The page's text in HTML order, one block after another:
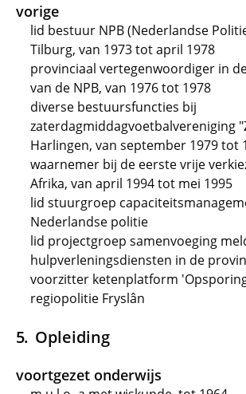
vorige
lid bestuur NPB (Nederlandse
Tilburg, van 1973 tot april 1978
provinciaal vertegenwoordiger in
van de NPB, van 1976 tot 1978
diverse bestuursfuncties bij
zaterdagmiddagvoetbalvereniging
Harlingen, van september 1979 tot
waarnemer bij de eerste vrije
Afrika, van april 1994 tot mei 1995
lid stuurgroep
Nederlandse politie
lid projectgroep samenvoeging
hulpverleningsdiensten in de
voorzitter ketenplatform
regiopolitie Fryslân
Opleiding
voortgezet onderwijs